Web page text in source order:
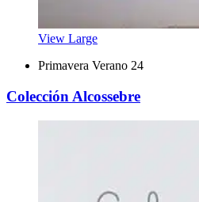
View Large
Primavera Verano 24
Colección Alcossebre